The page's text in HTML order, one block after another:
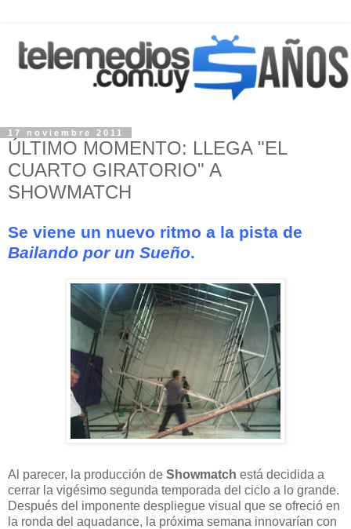
17 noviembre 2011
ÚLTIMO MOMENTO: LLEGA "EL
CUARTO GIRATORIO" A
SHOWMATCH
Se viene un nuevo ritmo a la pista de
Bailando por un Sueño.
Al parecer, la producción de Showmatch está decidida a
cerrar la vigésimo segunda temporada del ciclo a lo grande.
Después del imponente despliegue visual que se ofreció en
la ronda del aquadance, la próxima semana innovarían con